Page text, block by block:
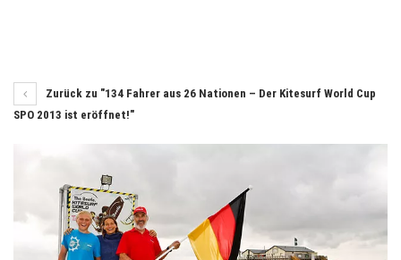
Zurück zu "134 Fahrer aus 26 Nationen – Der Kitesurf World Cup
SPO 2013 ist eröffnet!"